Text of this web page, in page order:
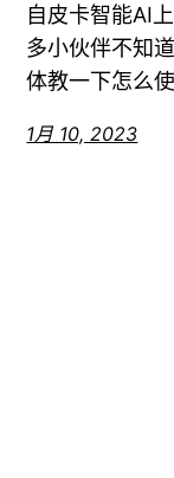
自皮卡智能AI
多小伙伴不知
体教一下怎么
1月 10, 2023